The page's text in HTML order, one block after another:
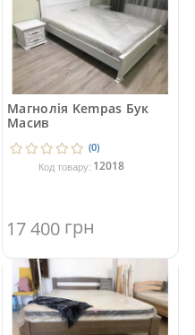
Магнолія Kempas Бук
Масив
(0)
Код товару: 12018
17 400 грн